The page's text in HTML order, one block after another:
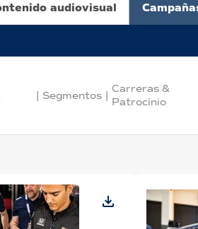
audiovisual
Segmentos
Carreras &
Patrocinio